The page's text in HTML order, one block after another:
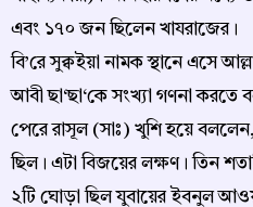
এবং ১৭০ জন ছিলেন খাযরাজের।
বি’রে সুক্বইয়া নামক স্থানে এসে
আবী ছা‘ছা‘কে সংখ্যা গণনা
পেরে রাসূল (সাঃ) খুশি হয়ে
ছিল। এটা বিজয়ের লক্ষণ। তিন
২টি ঘোড়া ছিল যুবায়ের ইবনুল